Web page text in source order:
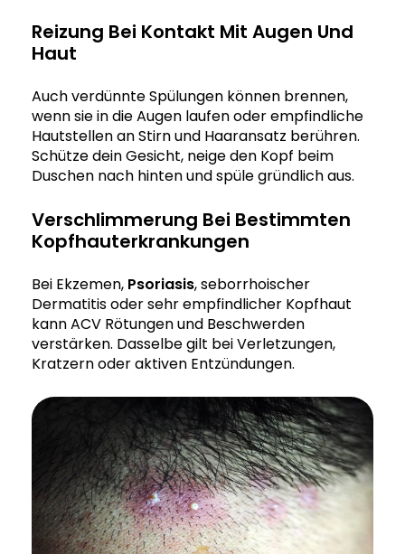
Reizung Bei Kontakt Mit Augen Und
Haut
Auch verdünnte Spülungen können brennen,
wenn sie in die Augen laufen oder empfindliche
Hautstellen an Stirn und Haaransatz berühren.
Schütze dein Gesicht, neige den Kopf beim
Duschen nach hinten und spüle gründlich aus.
Verschlimmerung Bei Bestimmten
Kopfhauterkrankungen
Bei Ekzemen, Psoriasis, seborrhoischer
Dermatitis oder sehr empfindlicher Kopfhaut
kann ACV Rötungen und Beschwerden
verstärken. Dasselbe gilt bei Verletzungen,
Kratzern oder aktiven Entzündungen.